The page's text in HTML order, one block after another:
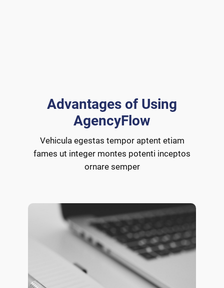
Advantages of Using
AgencyFlow
Vehicula egestas tempor aptent etiam
fames ut integer montes potenti inceptos
ornare semper